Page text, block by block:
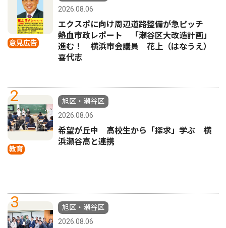
意見広告
2026.08.06
エクスポに向け周辺道路整備が急ピッチ
熱血市政レポート 「瀬谷区大改造計画」
進む！ 横浜市会議員 花上（はなうえ）
喜代志
2
教育
旭区・瀬谷区
2026.08.06
希望が丘中 高校生から「探求」学ぶ 横
浜瀬谷高と連携
3
旭区・瀬谷区
2026.08.06